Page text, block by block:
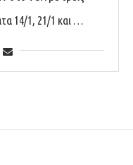
14/1, 21/1 και …